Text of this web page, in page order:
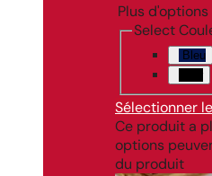
Plus d'options
Select
Bleu
Sélectionner
Ce produit a
options
du produit